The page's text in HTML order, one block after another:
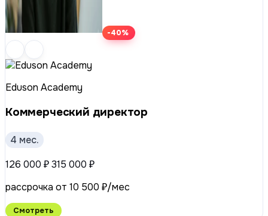
-40%
Eduson Academy
Коммерческий директор
4 мес.
126 000 ₽315 000 ₽
рассрочка от 10 500 ₽/мес
Смотреть